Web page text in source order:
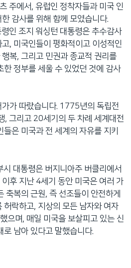
주에서, 유럽인 정착자들과 미국 인
감사를 위해 함께 모였습니다.
인 조지 워싱턴 대통령은 추수감사
, 미국인들이 평화적이고 이성적인
복, 그리고 민권과 종교적 권리를
한 정부를 세울 수 있었던 것에 감사
가 따랐습니다. 1775년의 독립전
그리고 20세기의 두 차례 세계대전
은 미국과 전 세계의 자유를 지키
대통령은 버지니아주 버클리에서
후 지난 4세기 동안 미국은 여러 가
축복의 근원, 즉 선조들이 안전하게
허락하고, 지상의 모든 남자와 여자
으며, 매일 미국을 보살피고 있는 신
남아 있다고 말했습니다.